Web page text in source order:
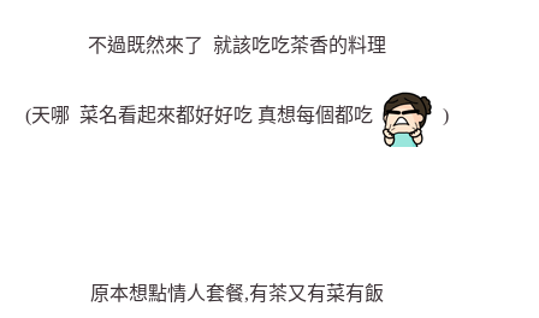
不過既然來了 就該吃吃茶香的料理
(天哪 菜名看起來都好好吃 真想每個都吃 )
原本想點情人套餐,有茶又有菜有飯